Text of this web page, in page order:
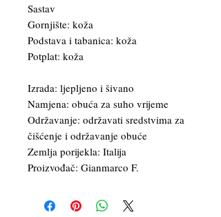
Sastav
Gornjište: koža
Podstava i tabanica: koža
Potplat: koža
Izrada: ljepljeno i šivano
Namjena: obuća za suho vrijeme
Održavanje: održavati sredstvima za
čišćenje i održavanje obuće
Zemlja porijekla: Italija
Proizvođač: Gianmarco F.